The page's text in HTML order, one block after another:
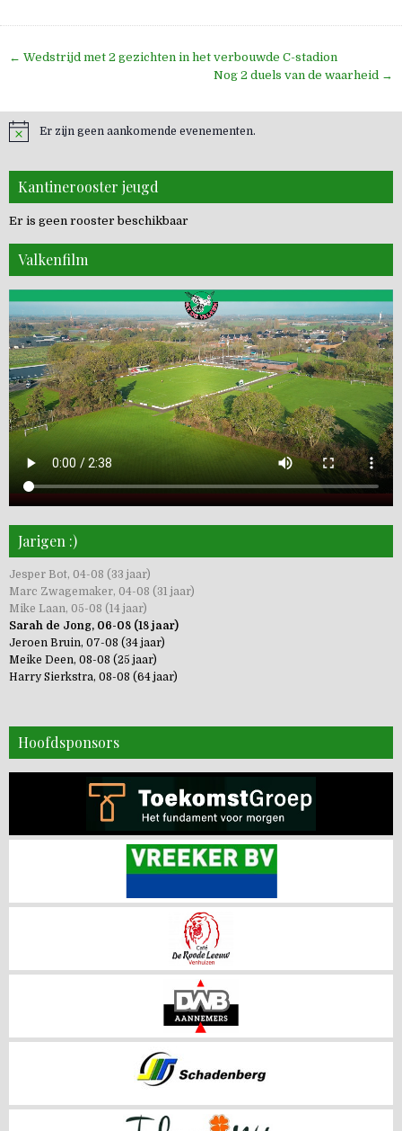
Bericht
← Wedstrijd met 2 gezichten in het verbouwde C-stadion
Nog 2 duels van de waarheid →
Er zijn geen aankomende evenementen.
Kantinerooster jeugd
Er is geen rooster beschikbaar
Valkenfilm
Jarigen :)
Jesper Bot, 04-08 (33 jaar)
Marc Zwagemaker, 04-08 (31 jaar)
Mike Laan, 05-08 (14 jaar)
Sarah de Jong, 06-08 (18 jaar)
Jeroen Bruin, 07-08 (34 jaar)
Meike Deen, 08-08 (25 jaar)
Harry Sierkstra, 08-08 (64 jaar)
Hoofdsponsors